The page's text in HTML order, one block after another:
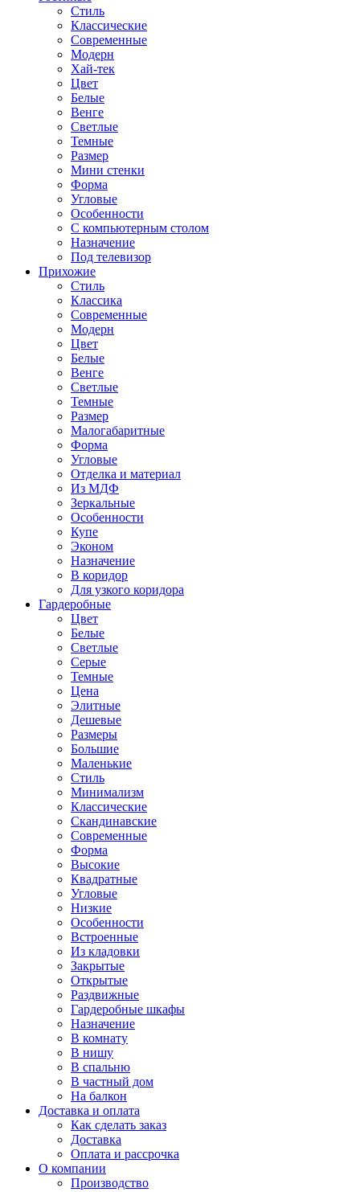
Стиль
Классические
Современные
Модерн
Хай-тек
Цвет
Белые
Венге
Светлые
Темные
Размер
Мини стенки
Форма
Угловые
Особенности
С компьютерным столом
Назначение
Под телевизор
Прихожие
Стиль
Классика
Современные
Модерн
Цвет
Белые
Венге
Светлые
Темные
Размер
Малогабаритные
Форма
Угловые
Отделка и материал
Из МДФ
Зеркальные
Особенности
Купе
Эконом
Назначение
В коридор
Для узкого коридора
Гардеробные
Цвет
Белые
Светлые
Серые
Темные
Цена
Элитные
Дешевые
Размеры
Большие
Маленькие
Стиль
Минимализм
Классические
Скандинавские
Современные
Форма
Высокие
Квадратные
Угловые
Низкие
Особенности
Встроенные
Из кладовки
Закрытые
Открытые
Раздвижные
Гардеробные шкафы
Назначение
В комнату
В нишу
В спальню
В частный дом
На балкон
Доставка и оплата
Как сделать заказ
Доставка
Оплата и рассрочка
О компании
Производство